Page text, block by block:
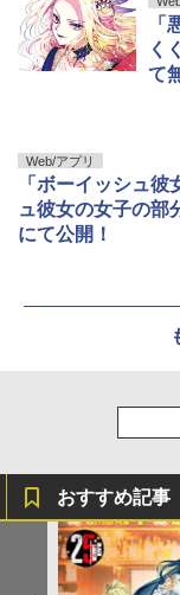
「
く
て
Web/アプリ
「ボーイッシュ
ュ彼女の女子の部
にて公開！
おすすめ記事